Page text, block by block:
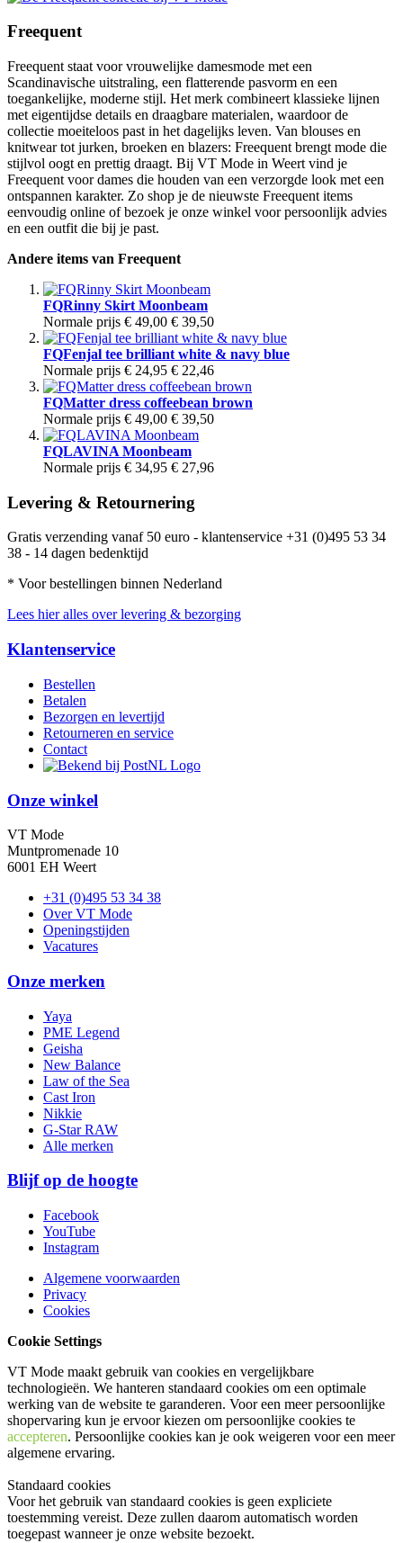
Freequent
Freequent staat voor vrouwelijke damesmode met een
Scandinavische uitstraling, een flatterende pasvorm en een
toegankelijke, moderne stijl. Het merk combineert klassieke lijnen
met eigentijdse details en draagbare materialen, waardoor de
collectie moeiteloos past in het dagelijks leven. Van blouses en
knitwear tot jurken, broeken en blazers: Freequent brengt mode die
stijlvol oogt en prettig draagt. Bij VT Mode in Weert vind je
Freequent voor dames die houden van een verzorgde look met een
ontspannen karakter. Zo shop je de nieuwste Freequent items
eenvoudig online of bezoek je onze winkel voor persoonlijk advies
en een outfit die bij je past.
Andere items van Freequent
FQRinny Skirt Moonbeam
Normale prijs € 49,00 € 39,50
FQFenjal tee brilliant white & navy blue
Normale prijs € 24,95 € 22,46
FQMatter dress coffeebean brown
Normale prijs € 49,00 € 39,50
FQLAVINA Moonbeam
Normale prijs € 34,95 € 27,96
Levering & Retournering
Gratis verzending vanaf 50 euro - klantenservice +31 (0)495 53 34
38 - 14 dagen bedenktijd
* Voor bestellingen binnen Nederland
Lees hier alles over levering & bezorging
Klantenservice
Bestellen
Betalen
Bezorgen en levertijd
Retourneren en service
Contact
Onze winkel
VT Mode
Muntpromenade 10
6001 EH Weert
+31 (0)495 53 34 38
Over VT Mode
Openingstijden
Vacatures
Onze merken
Yaya
PME Legend
Geisha
New Balance
Law of the Sea
Cast Iron
Nikkie
G-Star RAW
Alle merken
Blijf op de hoogte
Facebook
YouTube
Instagram
Algemene voorwaarden
Privacy
Cookies
Cookie Settings
VT Mode maakt gebruik van cookies en vergelijkbare
technologieën. We hanteren standaard cookies om een optimale
werking van de website te garanderen. Voor een meer persoonlijke
shopervaring kun je ervoor kiezen om persoonlijke cookies te
accepteren. Persoonlijke cookies kan je ook weigeren voor een meer
algemene ervaring.
Standaard cookies
Voor het gebruik van standaard cookies is geen expliciete
toestemming vereist. Deze zullen daarom automatisch worden
toegepast wanneer je onze website bezoekt.